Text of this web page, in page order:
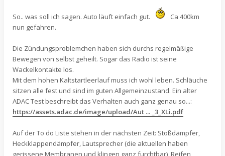
So.. was soll ich sagen. Auto läuft einfach gut.
Ca 400km
nun gefahren.
Die Zündungsproblemchen haben sich durchs regelmäßige
Bewegen von selbst geheilt. Sogar das Radio ist seine
Wackelkontakte los.
Mit dem hohen Kaltstartleerlauf muss ich wohl leben. Schläuche
sitzen alle fest und sind im guten Allgemeinzustand. Ein alter
ADAC Test beschreibt das Verhalten auch ganz genau so...:
https://assets.adac.de/image/upload/Aut ... _3_XLi.pdf
Auf der To do Liste stehen in der nächsten Zeit: Stoßdämpfer,
Heckklappendämpfer, Lautsprecher (die aktuellen haben
gerissene Membranen und klingen ganz furchtbar), Reifen